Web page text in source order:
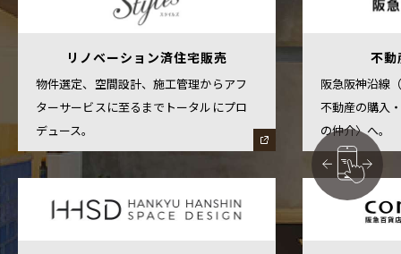
リノベーション済住宅販売
物件選定、空間設計、施工管理からアフ
ターサービスに至るまでトータルにプロ
デュース。
不動
阪急阪神沿線
不動産の購入
の仲介〉へ。